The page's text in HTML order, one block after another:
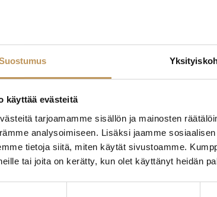
käyttää evästeitä
tarjoamamme sisällön ja mainosten
analysoimiseen. Lisäksi jaamme
tietoja siitä, miten käytät sivustoamme.
tai joita on kerätty, kun olet käyttänyt heidän
auttaa